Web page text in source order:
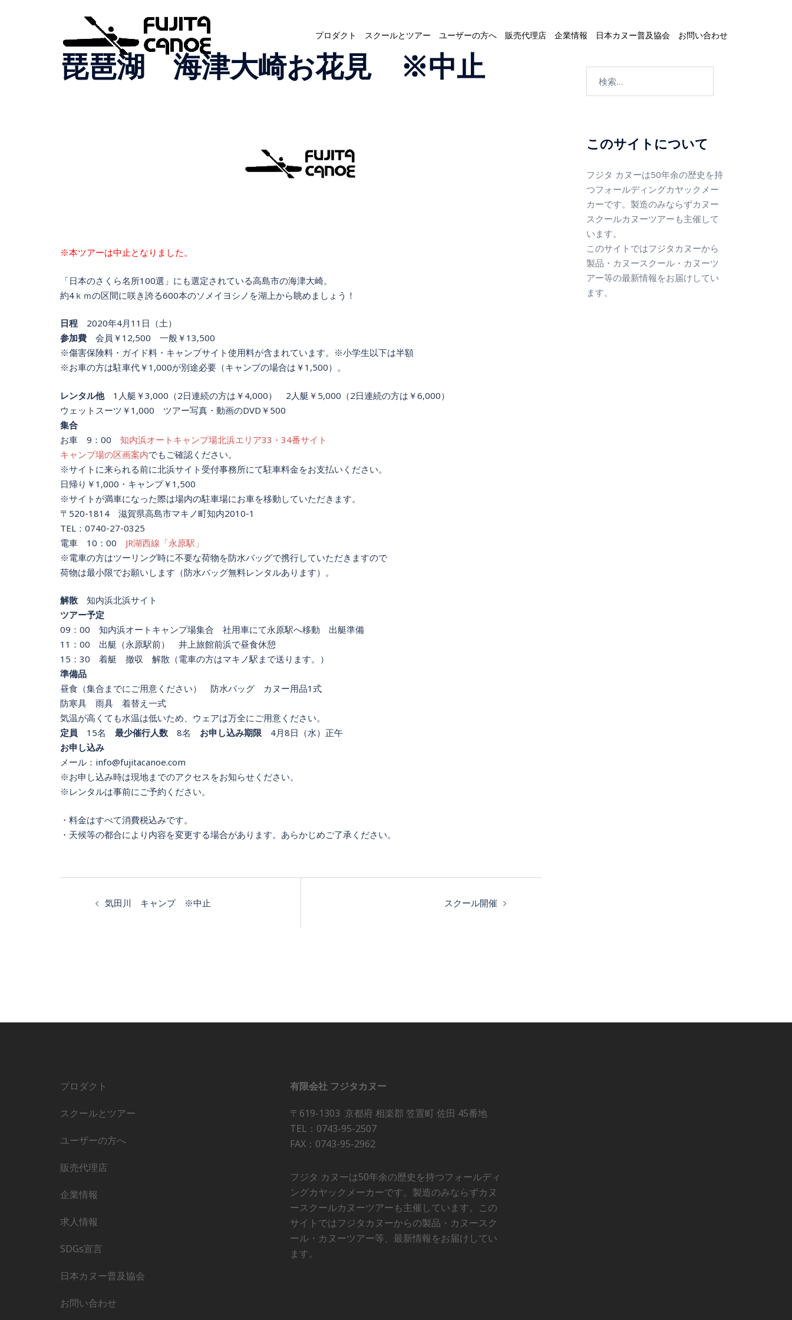
プロダクト スクールとツアー ユーザーの方へ 販売代理店 企業情報 日本カヌー普及協会 お問い合わせ
琵琶湖 海津大崎お花見 ※中止
※本ツアーは中止となりました。
「日本のさくら名所100選」にも選定されている高島市の海津大崎。
約4ｋｍの区間に咲き誇る600本のソメイヨシノを湖上から眺めましょう！
日程 2020年4月11日（土）
参加費 会員￥12,500 一般￥13,500
※傷害保険料・ガイド料・キャンプサイト使用料が含まれています。※小学生以下は半額
※お車の方は駐車代￥1,000が別途必要（キャンプの場合は￥1,500）。
レンタル他1人艇￥3,000（2日連続の方は￥4,000） 2人艇￥5,000（2日連続の方は￥6,000）
ウェットスーツ￥1,000 ツアー写真・動画のDVD￥500
集合
お車 9：00 知内浜オートキャンプ場北浜エリア33・34番サイト
キャンプ場の区画案内でもご確認ください。
※サイトに来られる前に北浜サイト受付事務所にて駐車料金をお支払いください。
日帰り￥1,000・キャンプ￥1,500
※サイトが満車になった際は場内の駐車場にお車を移動していただきます。
〒520-1814 滋賀県高島市マキノ町知内2010-1
TEL：0740-27-0325
電車 10：00 JR湖西線「永原駅」
※電車の方はツーリング時に不要な荷物を防水バッグで携行していただきますので
荷物は最小限でお願いします（防水バッグ無料レンタルあります）。
解散 知内浜北浜サイト
ツアー予定
09：00 知内浜オートキャンプ場集合 社用車にて永原駅へ移動 出艇準備
11：00 出艇（永原駅前） 井上旅館前浜で昼食休憩
15：30 着艇 撤収 解散（電車の方はマキノ駅まで送ります。）
準備品
昼食（集合までにご用意ください） 防水バッグ カヌー用品1式
防寒具 雨具 着替え一式
気温が高くても水温は低いため、ウェアは万全にご用意ください。
定員 15名 最少催行人数 8名 お申し込み期限 4月8日（水）正午
お申し込み
メール：info@fujitacanoe.com
※お申し込み時は現地までのアクセスをお知らせください。
※レンタルは事前にご予約ください。
・料金はすべて消費税込みです。
・天候等の都合により内容を変更する場合があります。あらかじめご了承ください。
気田川 キャンプ ※中止 スクール開催
このサイトについて
フジタ カヌーは50年余の歴史を持
つフォールディングカヤックメー
カーです。製造のみならずカヌー
スクールカヌーツアーも主催して
います。
このサイトではフジタカヌーから
製品・カヌースクール・カヌーツ
アー等の最新情報をお届けしてい
ます。
プロダクト
スクールとツアー
ユーザーの方へ
販売代理店
企業情報
求人情報
SDGs宣言
日本カヌー普及協会
お問い合わせ
有限会社 フジタカヌー
〒619-1303 京都府 相楽郡 笠置町 佐田 45番地
TEL：0743-95-2507
FAX：0743-95-2962
フジタ カヌーは50年余の歴史を持つフォールディ
ングカヤックメーカーです。製造のみならずカヌ
ースクールカヌーツアーも主催しています。この
サイトではフジタカヌーからの製品・カヌースク
ール・カヌーツアー等、最新情報をお届けしてい
ます。